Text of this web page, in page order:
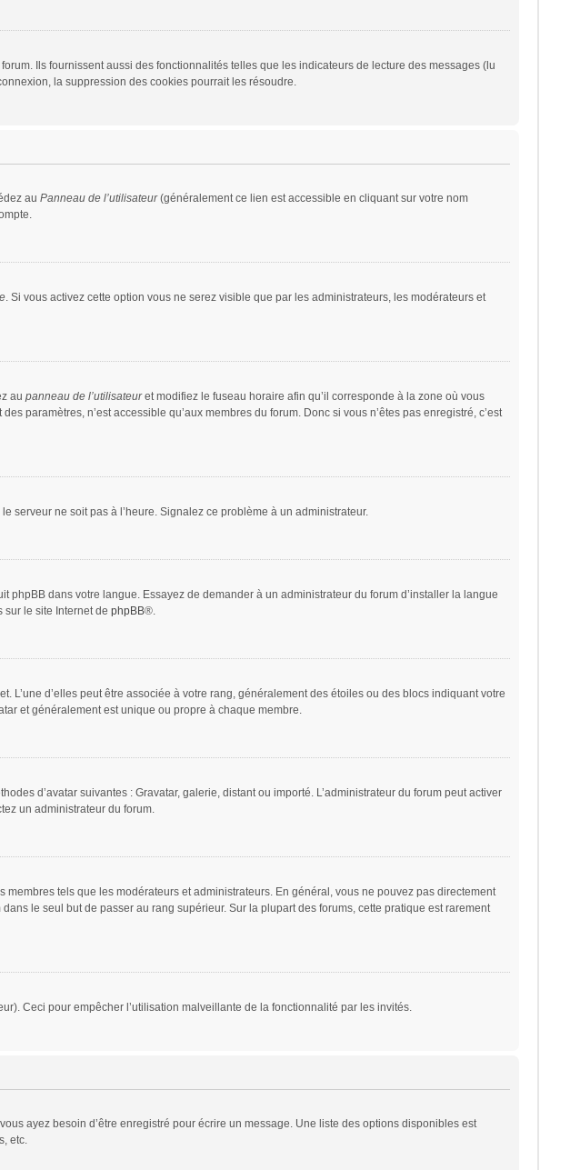
Ils fournissent aussi des fonctionnalités telles que les indicateurs de lecture des messages (lu
la suppression des cookies pourrait les résoudre.
au Panneau de l’utilisateur(généralement ce lien est accessible en cliquant sur votre nom
. Si vous activez cette option vous ne serez visible que par les administrateurs, les modérateurs et
au panneau de l’utilisateuret modifiez le fuseau horaire afin qu’il corresponde à la zone où vous
paramètres, n’est accessible qu’aux membres du forum. Donc si vous n’êtes pas enregistré, c’est
serveur ne soit pas à l’heure. Signalez ce problème à un administrateur.
phpBB dans votre langue. Essayez de demander à un administrateur du forum d’installer la langue
sur le site Internet de phpBB®.
L’une d’elles peut être associée à votre rang, généralement des étoiles ou des blocs indiquant votre
et généralement est unique ou propre à chaque membre.
d’avatar suivantes : Gravatar, galerie, distant ou importé. L’administrateur du forum peut activer
un administrateur du forum.
tels que les modérateurs et administrateurs. En général, vous ne pouvez pas directement
le seul but de passer au rang supérieur. Sur la plupart des forums, cette pratique est rarement
Ceci pour empêcher l’utilisation malveillante de la fonctionnalité par les invités.
ayez besoin d’être enregistré pour écrire un message. Une liste des options disponibles est
etc.